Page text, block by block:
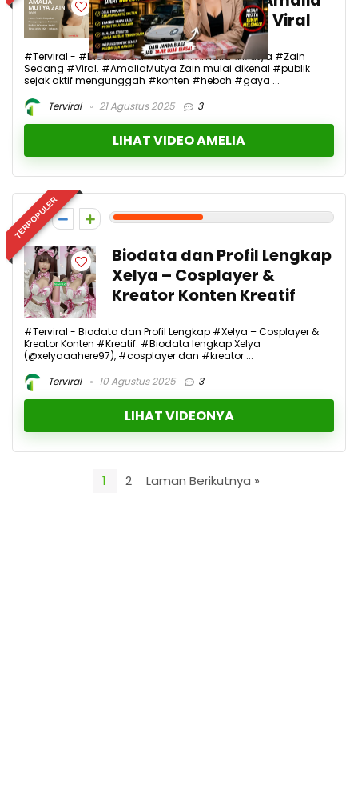
Mutya Zain Sedang Viral
#Terviral - #Biodata dan #Profil #Amalia #Mutya #Zain
Sedang #Viral. #AmaliaMutya Zain mulai dikenal #publik
sejak aktif mengunggah #konten #heboh #gaya ...
Terviral
21 Agustus 2025 3
LIHAT VIDEO AMELIA
TERPOPULER
4
Biodata dan Profil Lengkap
Xelya – Cosplayer &
Kreator Konten Kreatif
#Terviral - Biodata dan Profil Lengkap #Xelya – Cosplayer &
Kreator Konten #Kreatif. #Biodata lengkap Xelya
(@xelyaaahere97), #cosplayer dan #kreator ...
Terviral
10 Agustus 2025 3
LIHAT VIDEONYA
1 2 Laman Berikutnya »